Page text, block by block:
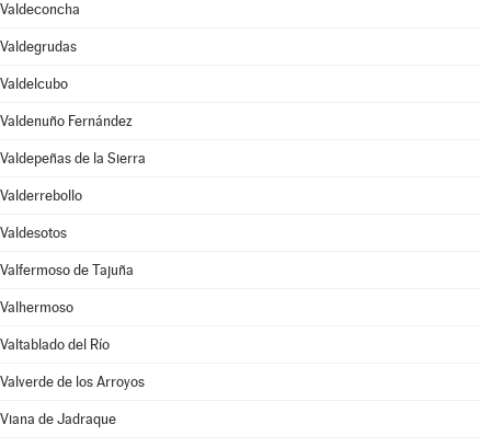
Valdeconcha
Valdegrudas
Valdelcubo
Valdenuño Fernández
Valdepeñas de la Sierra
Valderrebollo
Valdesotos
Valfermoso de Tajuña
Valhermoso
Valtablado del Río
Valverde de los Arroyos
Viana de Jadraque